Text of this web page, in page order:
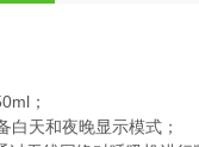
；
白天和夜晚显示模式；